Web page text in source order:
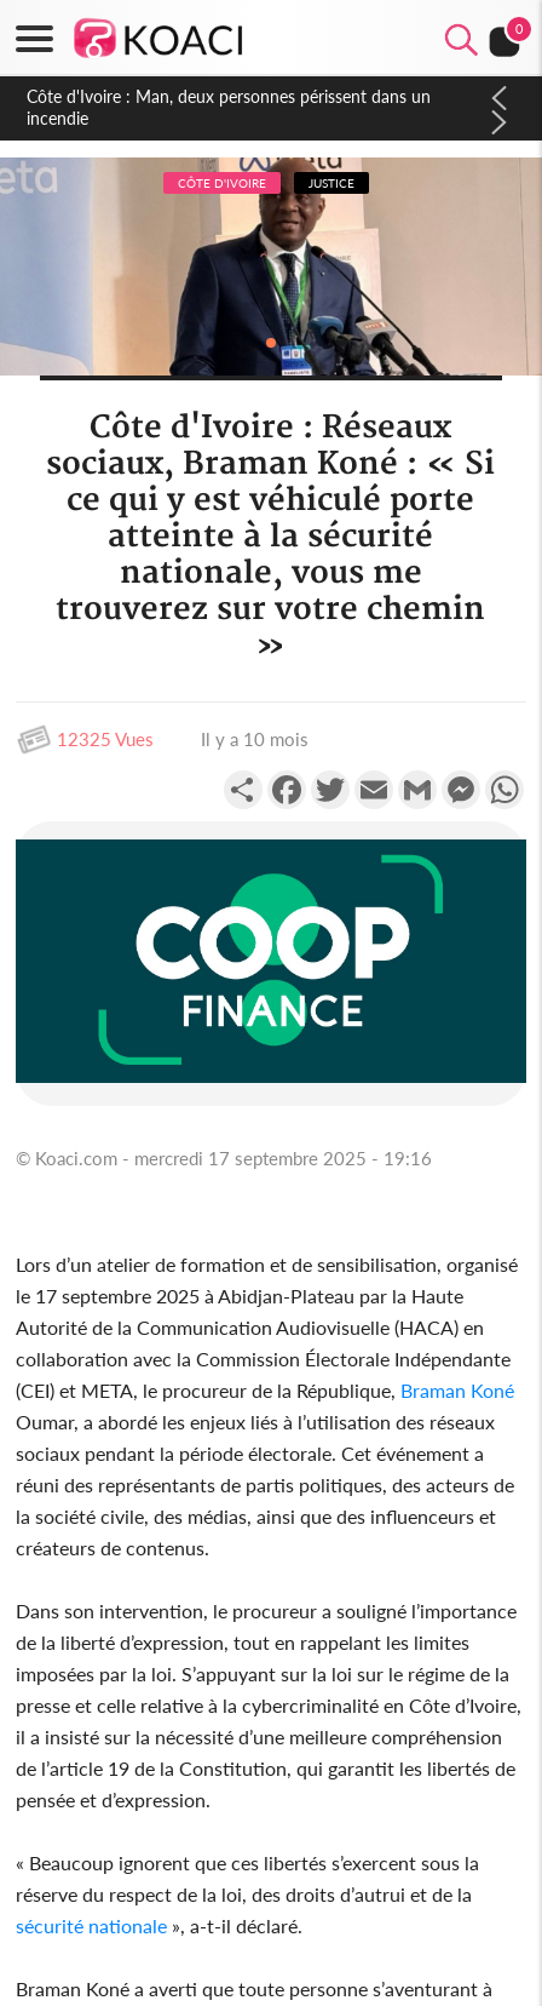
0
Côte d'Ivoire : Séileu, la célébration de la fête nationale
transformée en vaste campagne contre les produits
dépigmentants dangereux
CÔTE D'IVOIRE JUSTICE
Côte d'Ivoire : Réseaux
sociaux, Braman Koné : « Si
ce qui y est véhiculé porte
atteinte à la sécurité
nationale, vous me
trouverez sur votre chemin
»
12325 Vues Il y a 10 mois
PartagerFacebookTwitterEmail Gmail
© Koaci.com - mercredi 17 septembre 2025 - 19:16
Lors d’un atelier de formation et de sensibilisation, organisé
le 17 septembre 2025 à Abidjan-Plateau par la Haute
Autorité de la Communication Audiovisuelle (HACA) en
collaboration avec la Commission Électorale Indépendante
(CEI) et META, le procureur de la République, Braman Koné
Oumar, a abordé les enjeux liés à l’utilisation des réseaux
sociaux pendant la période électorale. Cet événement a
réuni des représentants de partis politiques, des acteurs de
la société civile, des médias, ainsi que des influenceurs et
créateurs de contenus.
Dans son intervention, le procureur a souligné l’importance
de la liberté d’expression, tout en rappelant les limites
imposées par la loi. S’appuyant sur la loi sur le régime de la
presse et celle relative à la cybercriminalité en Côte d’Ivoire,
il a insisté sur la nécessité d’une meilleure compréhension
de l’article 19 de la Constitution, qui garantit les libertés de
pensée et d’expression.
« Beaucoup ignorent que ces libertés s’exercent sous la
réserve du respect de la loi, des droits d’autrui et de la
sécurité nationale », a-t-il déclaré.
Braman Koné a averti que toute personne s’aventurant à